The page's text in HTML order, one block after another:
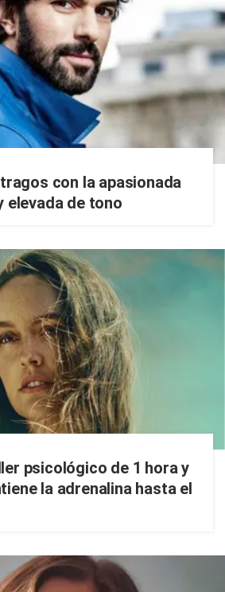
con la apasionada
elevada de tono
psicológico de 1 hora y
la adrenalina hasta el